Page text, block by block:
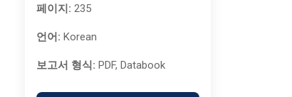
페이지: 235
언어: Korean
보고서 형식: PDF, Databook